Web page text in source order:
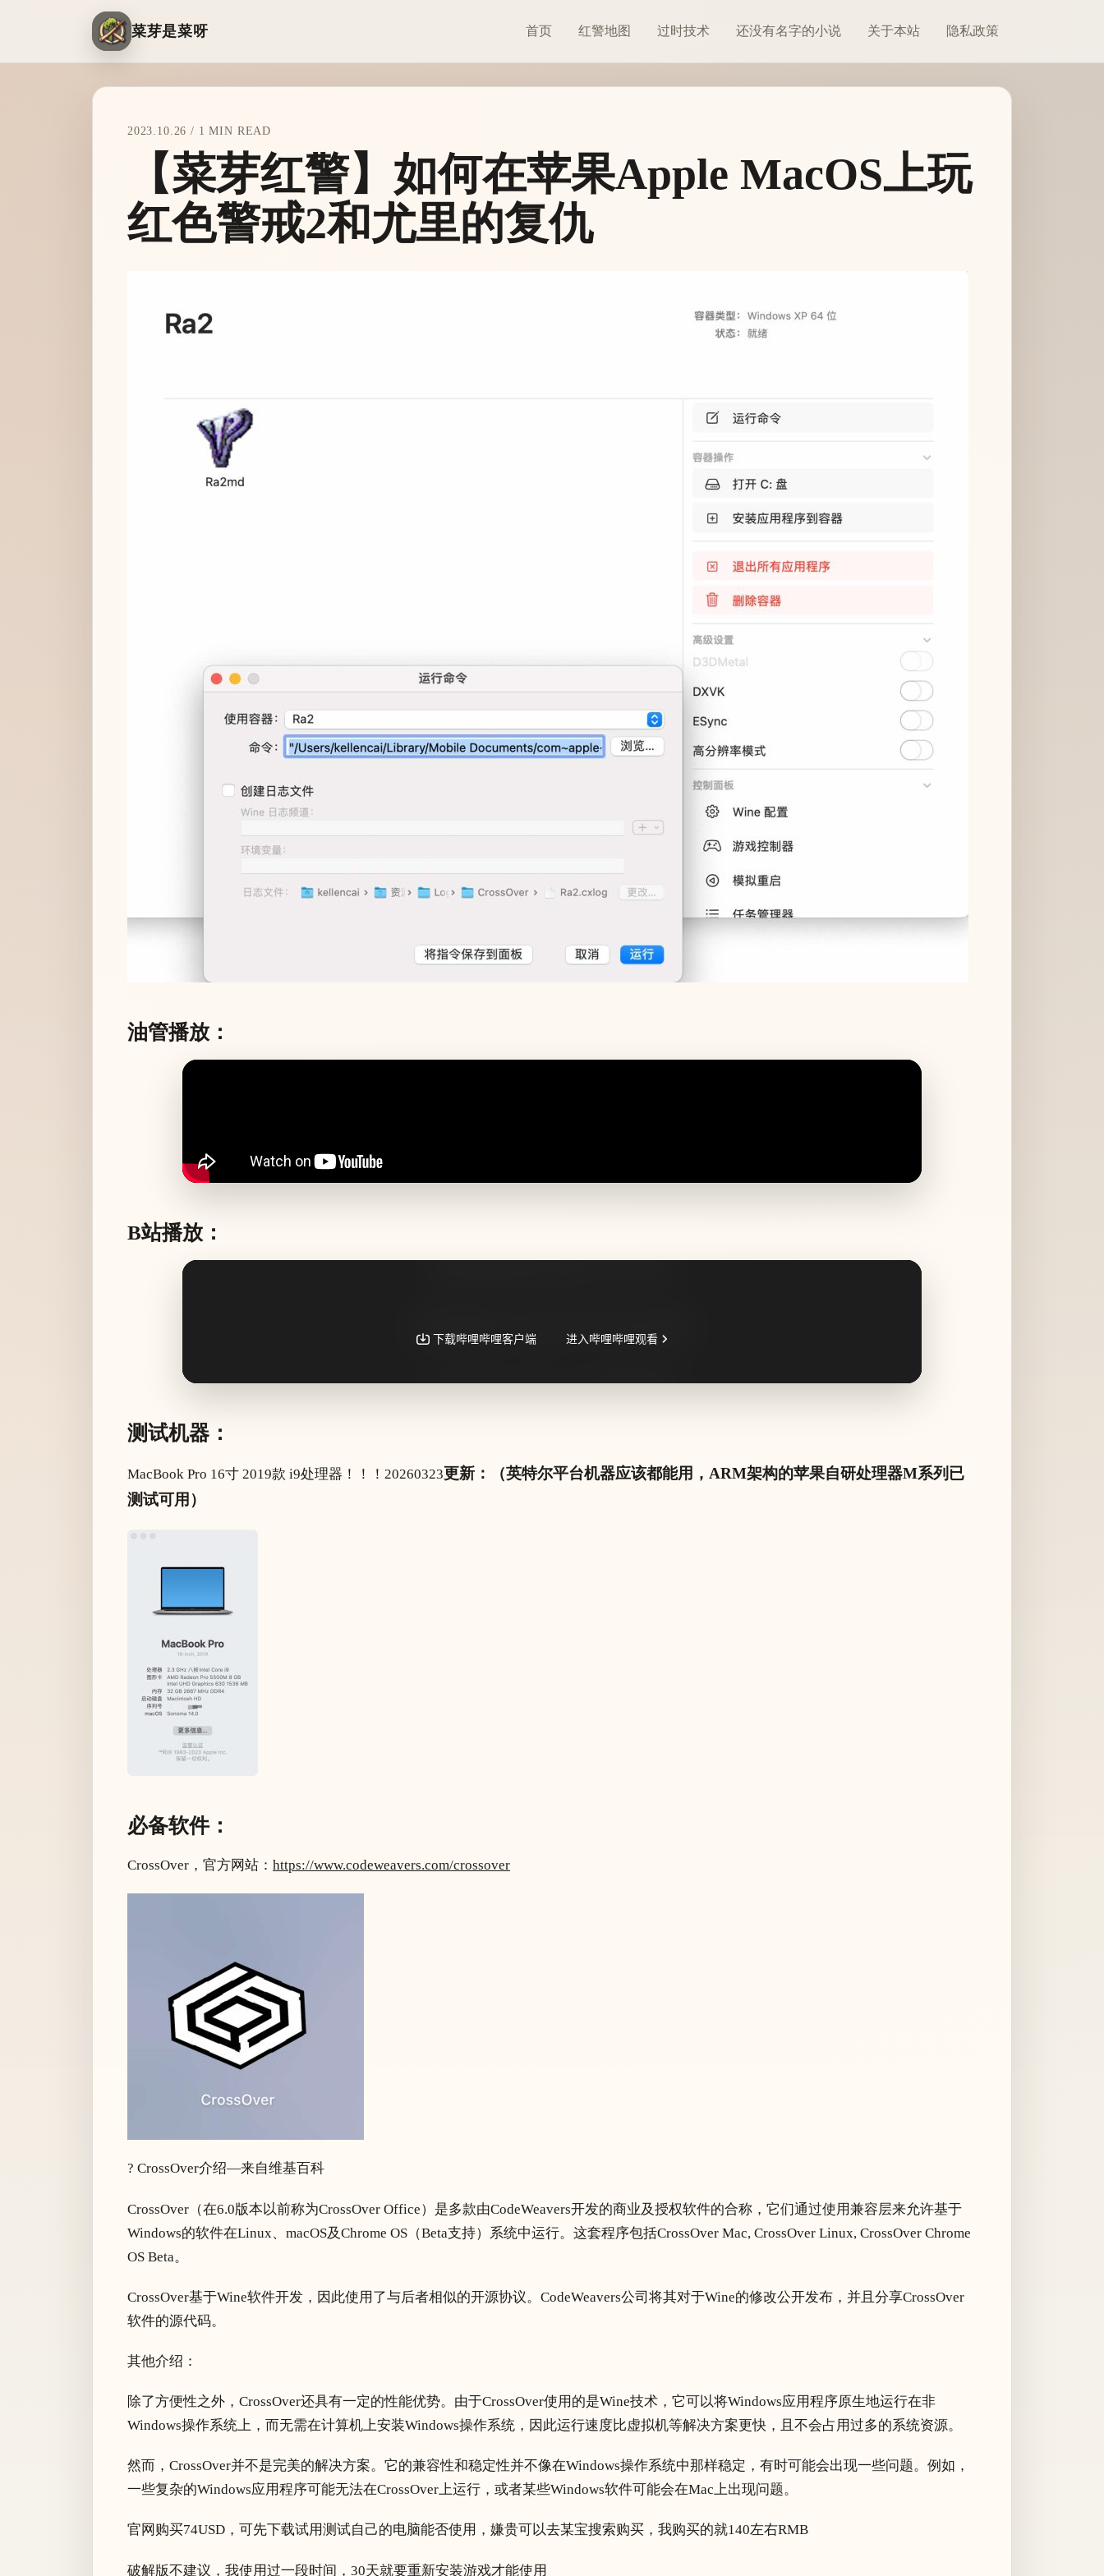
菜芽是菜呀 首页 红警地图 过时技术 还没有名字的小说 关于本站 隐私政策
2023.10.26 / 1 MIN READ
【菜芽红警】如何在苹果Apple MacOS上玩
红色警戒2和尤里的复仇
油管播放：
B站播放：
测试机器：
MacBook Pro 16寸 2019款 i9处理器！！！20260323更新：（英特尔平台机器应该都能用，ARM架构的苹果自研处理器M系列已
测试可用）
必备软件：
CrossOver，官方网站： https://www.codeweavers.com/crossover
? CrossOver介绍—来自维基百科
CrossOver（在6.0版本以前称为CrossOver Office）是多款由CodeWeavers开发的商业及授权软件的合称，它们通过使用兼容层来允许基于
Windows的软件在Linux、macOS及Chrome OS（Beta支持）系统中运行。这套程序包括CrossOver Mac, CrossOver Linux, CrossOver Chrome
OS Beta。
CrossOver基于Wine软件开发，因此使用了与后者相似的开源协议。CodeWeavers公司将其对于Wine的修改公开发布，并且分享CrossOver
软件的源代码。
其他介绍：
除了方便性之外，CrossOver还具有一定的性能优势。由于CrossOver使用的是Wine技术，它可以将Windows应用程序原生地运行在非
Windows操作系统上，而无需在计算机上安装Windows操作系统，因此运行速度比虚拟机等解决方案更快，且不会占用过多的系统资源。
然而，CrossOver并不是完美的解决方案。它的兼容性和稳定性并不像在Windows操作系统中那样稳定，有时可能会出现一些问题。例如，
一些复杂的Windows应用程序可能无法在CrossOver上运行，或者某些Windows软件可能会在Mac上出现问题。
官网购买74USD，可先下载试用测试自己的电脑能否使用，嫌贵可以去某宝搜索购买，我购买的就140左右RMB
破解版不建议，我使用过一段时间，30天就要重新安装游戏才能使用